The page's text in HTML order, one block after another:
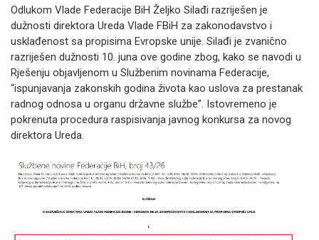
Odlukom Vlade Federacije BiH Željko Silađi razriješen je
dužnosti direktora Ureda Vlade FBiH za zakonodavstvo i
usklađenost sa propisima Evropske unije. Silađi je zvanično
razriješen dužnosti 10. juna ove godine zbog, kako se navodi u
Rješenju objavljenom u Službenim novinama Federacije,
“ispunjavanja zakonskih godina života kao uslova za prestanak
radnog odnosa u organu državne službe”. Istovremeno je
pokrenuta procedura raspisivanja javnog konkursa za novog
direktora Ureda.